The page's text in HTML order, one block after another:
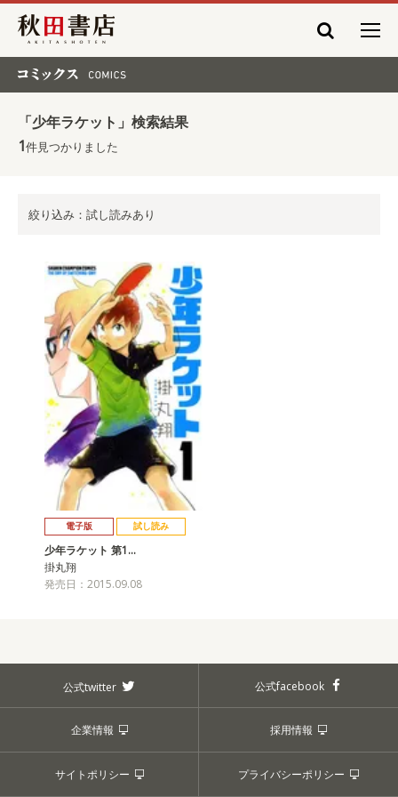
秋田書店
「少年ラケット」検索結果
1件見つかりました
絞り込み：試し読みあり
電子版 試し読み
少年ラケット 第1…
掛丸翔
発売日：2015.09.08
公式twitter 公式facebook
企業情報 採用情報
サイトポリシー プライバシーポリシー